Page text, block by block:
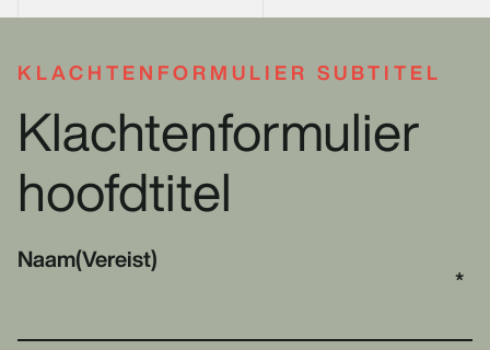
KLACHTENFORMULIER SUBTITEL
Klachtenformulier
hoofdtitel
Naam(Vereist)